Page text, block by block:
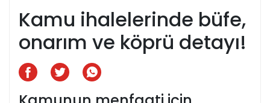
Kamu ihalelerinde büfe,
onarım ve köprü detayı!